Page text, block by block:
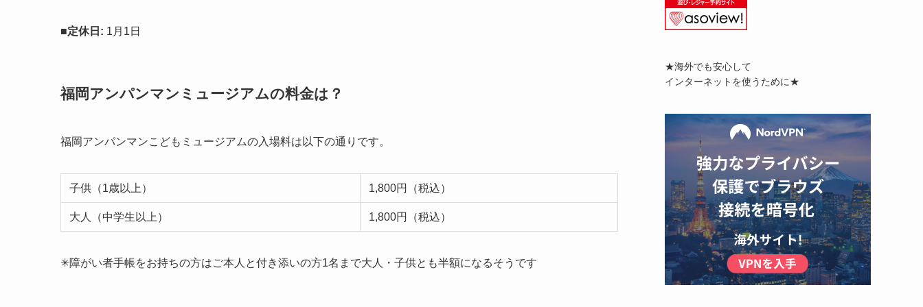
■定休日: 1月1日
福岡アンパンマンミュージアムの料金は？
福岡アンパンマンこどもミュージアムの入場料は以下の通りです。
子供（1歳以上） 1,800円（税込）
大人（中学生以上） 1,800円（税込）
✳︎障がい者手帳をお持ちの方はご本人と付き添いの方1名まで大人・子供とも半額になるそうです
★海外でも安心して
インターネットを使うために★